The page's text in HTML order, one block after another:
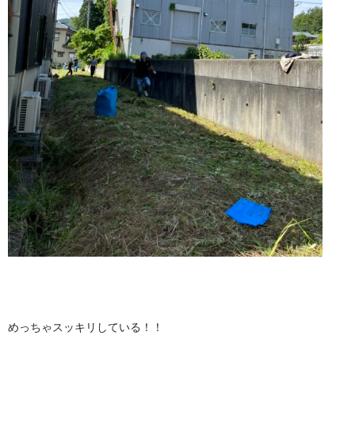
めっちゃスッキリしている！！